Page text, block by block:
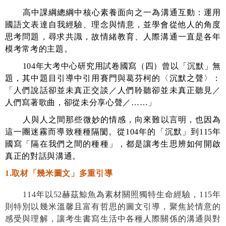
高中課綱總綱中核心素養面向之一為溝通互動：運用
國語文表達自我經驗、理念與情意，並學會從他人的角度
思考問題，尋求共識，故情緒教育、人際溝通一直是各年
模考常考的主題。
104年大考中心研究用試卷國寫（四）曾以「沉默」無
題，其中題目引導中引用賽門與葛芬柯的〈沉默之聲〉：
「人們說話卻並未真正交談／人們聆聽卻並未真正聽見／
人們寫著歌曲，卻從未分享心聲／……」
人與人之間那些微妙的情感，向來難以言明，也因為
這一團迷霧而導致種種隔閡。從104年的「沉默」到 115年
國寫「隔在我們之間的種種」，都是讓考生思辨如何開啟
真正的對話與溝通。
1.取材「幾米圖文」多重引導
114年以 52赫茲鯨魚為素材關照獨特生命經驗， 115年
則特別以幾米溫馨且富有哲思的圖文引導，聚焦於情意的
感受與理解，讓考生書寫生活中各種人際關係的溝通與對